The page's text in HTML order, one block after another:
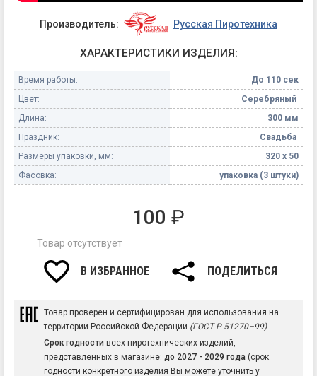
Производитель: Русская Пиротехника
ХАРАКТЕРИСТИКИ ИЗДЕЛИЯ:
Время работы:
До 110 сек
Цвет:
Серебряный
Длина:
300 мм
Праздник:
Свадьба
Размеры упаковки, мм:
320 х 50
Фасовка:
упаковка (3 штуки)
100 ₽
Товар отсутствует
В ИЗБРАННОЕ ПОДЕЛИТЬСЯ
Товар проверен и сертифицирован для использования на
территории Российской Федерации (ГОСТ Р 51270–99)
Срок годности всех пиротехнических изделий,
представленных в магазине: до 2027 - 2029 года (срок
годности конкретного изделия Вы можете уточнить у